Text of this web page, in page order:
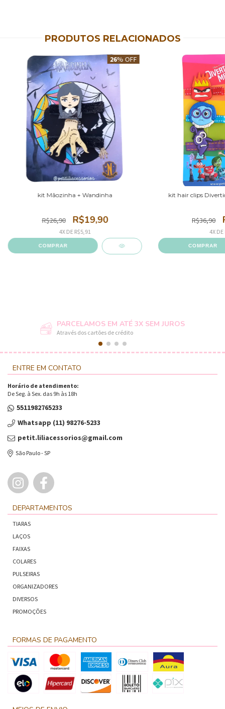
PRODUTOS RELACIONADOS
26% OFF
kit Mãozinha + Wandinha
R$26,90 R$19,90
4X DER$5,91
kit hair clips
R$36,90
4X DE
PARCELAMOS EM ATÉ 3X SEM JUROS
Através dos cartões de crédito
ENTRE EM CONTATO
Horário de atendimento:
De Seg. à Sex. das 9h às 18h
5511982765233
Whatsapp (11) 98276-5233
petit.liliacessorios@gmail.com
São Paulo - SP
DEPARTAMENTOS
TIARAS
LAÇOS
FAIXAS
COLARES
PULSEIRAS
ORGANIZADORES
DIVERSOS
PROMOÇÕES
FORMAS DE PAGAMENTO